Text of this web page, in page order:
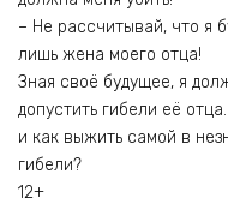
– Не рассчитывай, что я
лишь жена моего отца!
Зная своё будущее, я
допустить гибели её
и как выжить самой в
гибели?
12+